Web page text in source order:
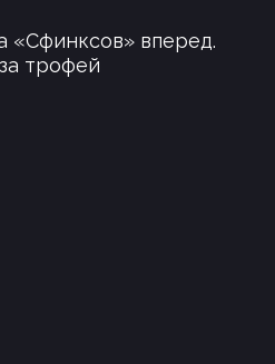
«Сфинксов» вперед.
трофей